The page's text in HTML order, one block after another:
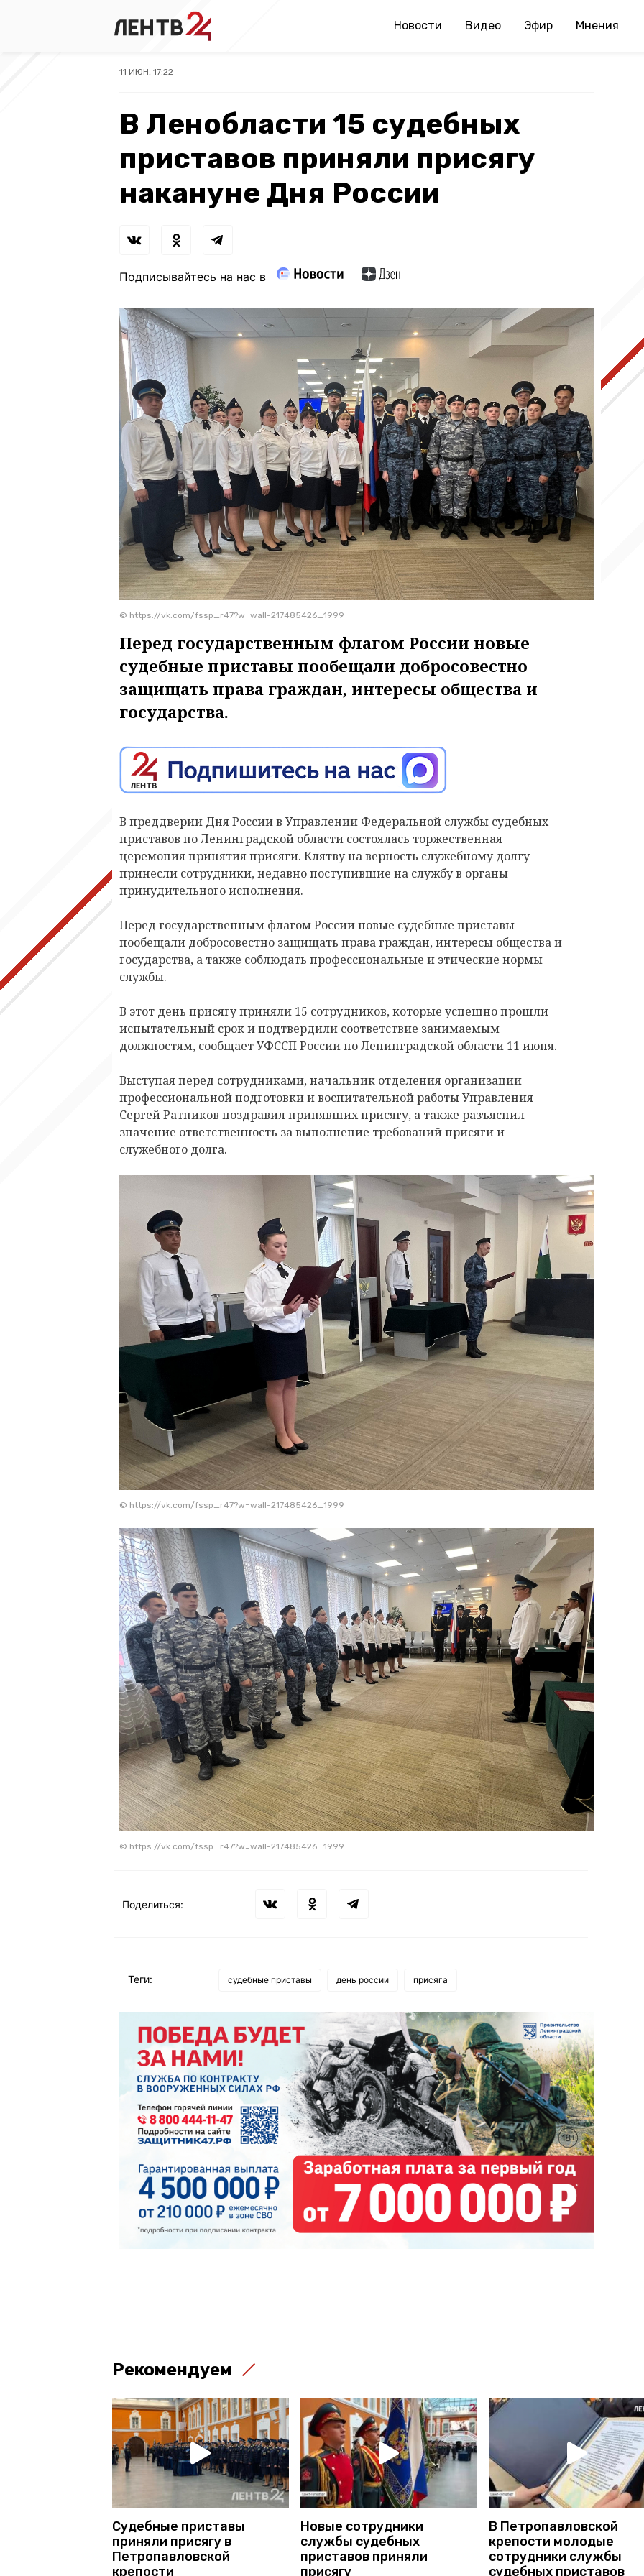
Новости Видео Эфир Мнения
11 ИЮН, 17:22
В Ленобласти 15 судебных
приставов приняли присягу
накануне Дня России
Подписывайтесь на нас в
© https://vk.com/fssp_r47?w=wall-217485426_1999
Перед государственным флагом России новые
судебные приставы пообещали добросовестно
защищать права граждан, интересы общества и
государства.
В преддверии Дня России в Управлении Федеральной службы судебных
приставов по Ленинградской области состоялась торжественная
церемония принятия присяги. Клятву на верность служебному долгу
принесли сотрудники, недавно поступившие на службу в органы
принудительного исполнения.
Перед государственным флагом России новые судебные приставы
пообещали добросовестно защищать права граждан, интересы общества и
государства, а также соблюдать профессиональные и этические нормы
службы.
В этот день присягу приняли 15 сотрудников, которые успешно прошли
испытательный срок и подтвердили соответствие занимаемым
должностям, сообщает УФССП России по Ленинградской области 11 июня.
Выступая перед сотрудниками, начальник отделения организации
профессиональной подготовки и воспитательной работы Управления
Сергей Ратников поздравил принявших присягу, а также разъяснил
значение ответственность за выполнение требований присяги и
служебного долга.
© https://vk.com/fssp_r47?w=wall-217485426_1999
© https://vk.com/fssp_r47?w=wall-217485426_1999
Поделиться:
Теги: судебные приставы день россии присяга
Рекомендуем
Судебные приставы
приняли присягу в
Петропавловской
крепости
Новые сотрудники
службы судебных
приставов приняли
присягу
В Петропавловской
крепости молодые
сотрудники службы
судебных приставов